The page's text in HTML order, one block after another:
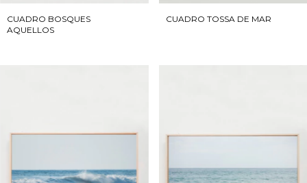
CUADRO BOSQUES
AQUELLOS
CUADRO TOSSA DE MAR